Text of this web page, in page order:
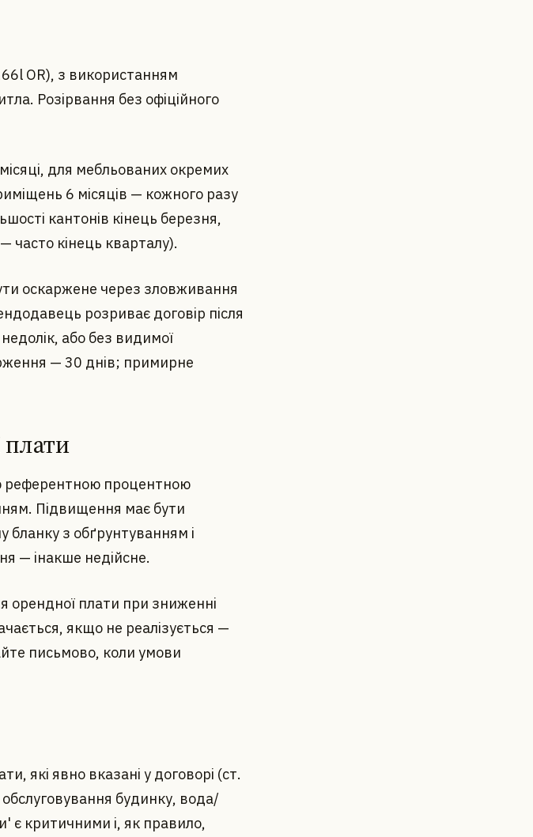
OR), з використанням
Розірвання без офіційного
для мебльованих окремих
6 місяців — кожного разу
кантонів кінець березня,
часто кінець кварталу).
оскаржене через зловживання
розриває договір після
або без видимої
— 30 днів; примирне
референтною процентною
Підвищення має бути
бланку з обґрунтуванням і
— інакше недійсне.
плати при зниженні
якщо не реалізується —
письмово, коли умови
які явно вказані у договорі (ст.
будинку, вода/
є критичними і, як правило,